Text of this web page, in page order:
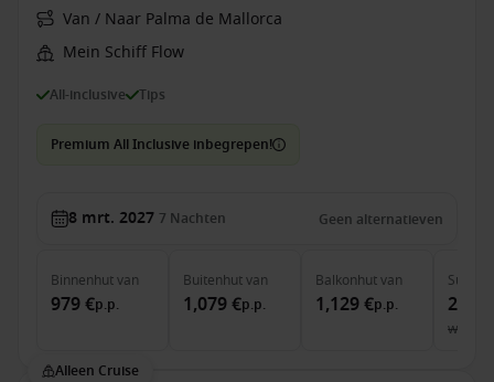
Van / Naar Palma de Mallorca
Mein Schiff Flow
All-inclusive Tips
Premium All Inclusive inbegrepen!
8 mrt. 2027 7 Nachten Geen alternatieven
Binnenhutvan
979 €p.p.
Buitenhutvan
1,079 €p.p.
Balkonhutvan
1,129 €p.p.
Suite
was
Alleen Cruise